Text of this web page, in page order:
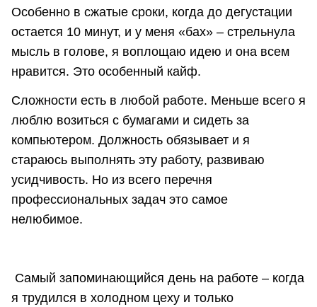
Особенно в сжатые сроки, когда до дегустации
остается 10 минут, и у меня «бах» – стрельнула
мысль в голове, я воплощаю идею и она всем
нравится. Это особенный кайф.
Сложности есть в любой работе. Меньше всего я
люблю возиться с бумагами и сидеть за
компьютером. Должность обязывает и я
стараюсь выполнять эту работу, развиваю
усидчивость. Но из всего перечня
профессиональных задач это самое
нелюбимое.
Самый запоминающийся день на работе – когда
я трудился в холодном цеху и только